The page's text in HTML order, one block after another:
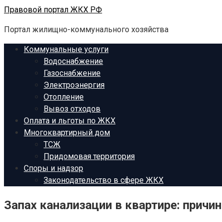
Перейти
контенту
Правовой портал ЖКХ РФ
Портал жилищно-коммунального хозяйства
Коммунальные услуги
Водоснабжение
Газоснабжение
Электроэнергия
Отопление
Вывоз отходов
Оплата и льготы по ЖКХ
Многоквартирный дом
ТСЖ
Придомовая территория
Споры и надзор
Законодательство в сфере ЖКХ
Запах канализации в квартире: